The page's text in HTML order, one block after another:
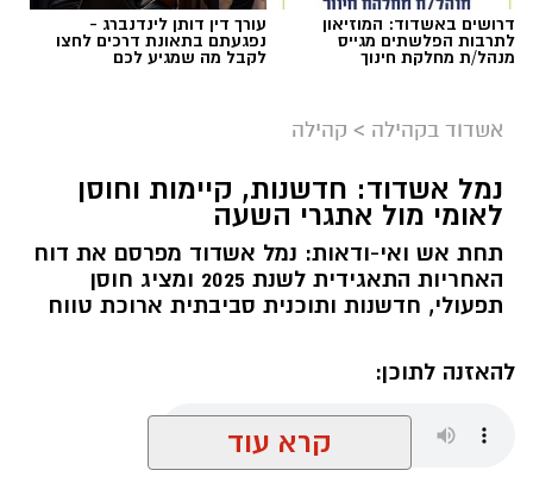
דרושים באשדוד: המוזיאון
לתרבות הפלשתים מגייס
מנהל/ת מחלקת חינוך
עורך דין דותן לינדנברג -
נפגעתם בתאונת דרכים לחצו
לקבל מה שמגיע לכם
אשדוד בקהילה > קהילה
נמל אשדוד: חדשנות, קיימות וחוסן
לאומי מול אתגרי השעה
תחת אש ואי-ודאות: נמל אשדוד מפרסם את דוח
האחריות התאגידית לשנת 2025 ומציג חוסן
תפעולי, חדשנות ותוכנית סביבתית ארוכת טווח
להאזנה לתוכן:
קרא עוד